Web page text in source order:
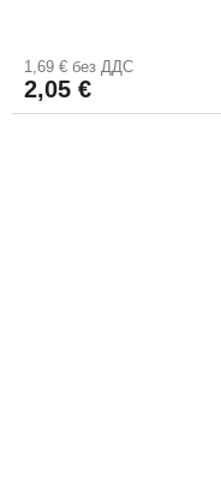
1,69 € без ДДС
2,05 €